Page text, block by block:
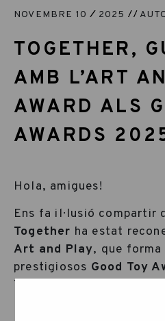
NOVEMBRE 10 2025
TOGETHER,
AMB L’ART
AWARD ALS
AWARDS
Hola, amigues!
Ens fa il·lusió compartir
Together ha estat
Art and Play, que
prestigiosos Good Toy
Tòquio.
D’entre cinquanta